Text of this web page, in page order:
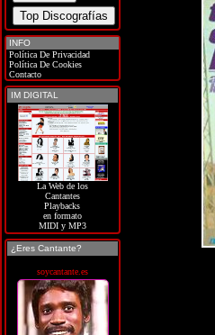
INFO
Política De Privacidad
Política De Cookies
Contacto
IM DIGITAL
La Web de los
Cantantes
Playbacks
en formato
MIDI y MP3
¿Eres Cantante?
soycantante.es